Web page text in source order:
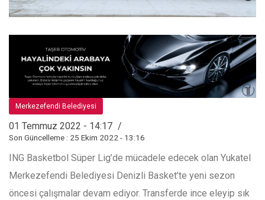
Merkezefendi Belediyesi
01 Temmuz 2022 - 14:17
Son Güncelleme : 25 Ekim 2022 - 13:16
ING Basketbol Süper Lig’de mücadele edecek olan Yukatel
Merkezefendi Belediyesi Denizli Basket’te yeni sezon
öncesi çalışmalar devam ediyor. Transferde ince eleyip sık